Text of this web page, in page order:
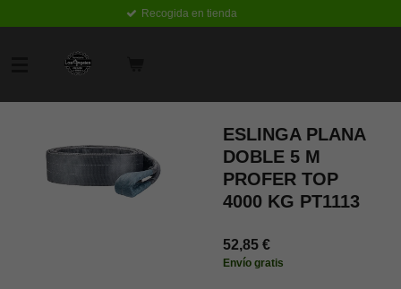
Recogida en tienda
ESLINGA PLANA
DOBLE 5 M
PROFER TOP
4000 KG PT1113
52,85 €
Envío gratis